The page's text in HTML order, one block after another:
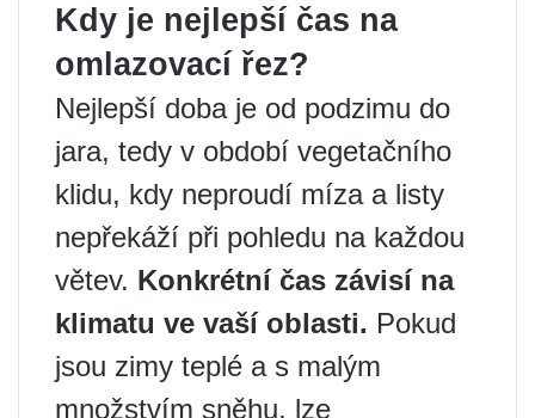
Kdy je nejlepší čas na
omlazovací řez?
Nejlepší doba je od podzimu do
jara, tedy v období vegetačního
klidu, kdy neproudí míza a listy
nepřekáží při pohledu na každou
větev. Konkrétní čas závisí na
klimatu ve vaší oblasti. Pokud
jsou zimy teplé a s malým
množstvím sněhu, lze